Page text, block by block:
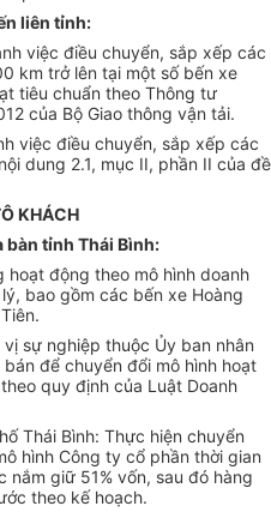
liên tỉnh:
việc điều chuyển, sắp xếp các
km trở lên tại một số bến xe
tiêu chuẩn theo Thông tư
của Bộ Giao thông vận tải.
việc điều chuyển, sắp xếp các
dung 2.1, mục II, phần II của đề
KHÁCH
bàn tỉnh Thái Bình:
hoạt động theo mô hình doanh
bao gồm các bến xe Hoàng
sự nghiệp thuộc Ủy ban nhân
để chuyển đổi mô hình hoạt
quy định của Luật Doanh
Thái Bình: Thực hiện chuyển
hình Công ty cổ phần thời gian
nắm giữ 51% vốn, sau đó hàng
theo kế hoạch.